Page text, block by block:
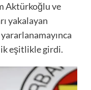
Aktürkoğlu ve
yakalayan
eşitlikle girdi.